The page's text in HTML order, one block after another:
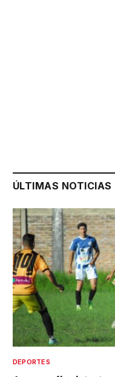
ÚLTIMAS NOTICIAS
DEPORTES